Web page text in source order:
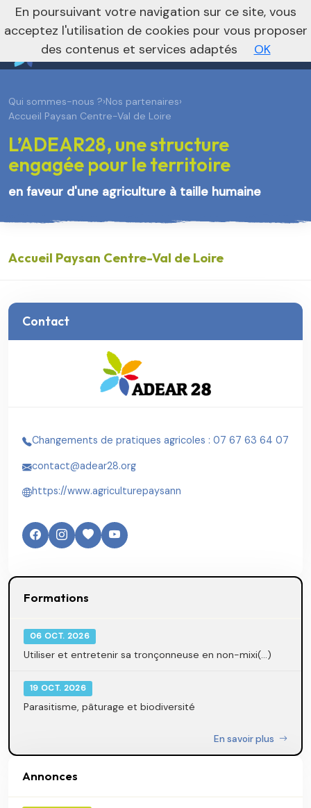
Vers le site régional Vers le site national
Qui sommes-nous ?›Nos partenaires›
Accueil Paysan Centre-Val de Loire
L’ADEAR28, une structure
engagée pour le territoire
en faveur d'une agriculture à taille humaine
Accueil Paysan Centre-Val de Loire
Contact
Changements de pratiques agricoles : 07 67 63 64 07
contact@adear28.org
https://www.agriculturepaysann
Formations
06 OCT. 2026
Utiliser et entretenir sa tronçonneuse en non-mixi(...)
19 OCT. 2026
Parasitisme, pâturage et biodiversité
En savoir plus
Annonces
En poursuivant votre navigation sur ce site, vous
acceptez l'utilisation de cookies pour vous proposer
des contenus et services adaptés
OK